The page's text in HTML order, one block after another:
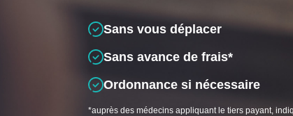
Sans vous déplacer
Sans avance de frais*
Ordonnance si nécessaire
*auprès des médecins appliquant le tiers payant,